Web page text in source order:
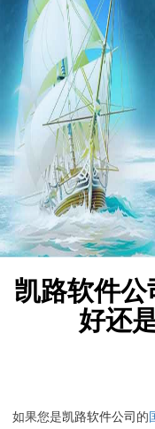
凯路软件
好还
如果您是凯路软件公司 的